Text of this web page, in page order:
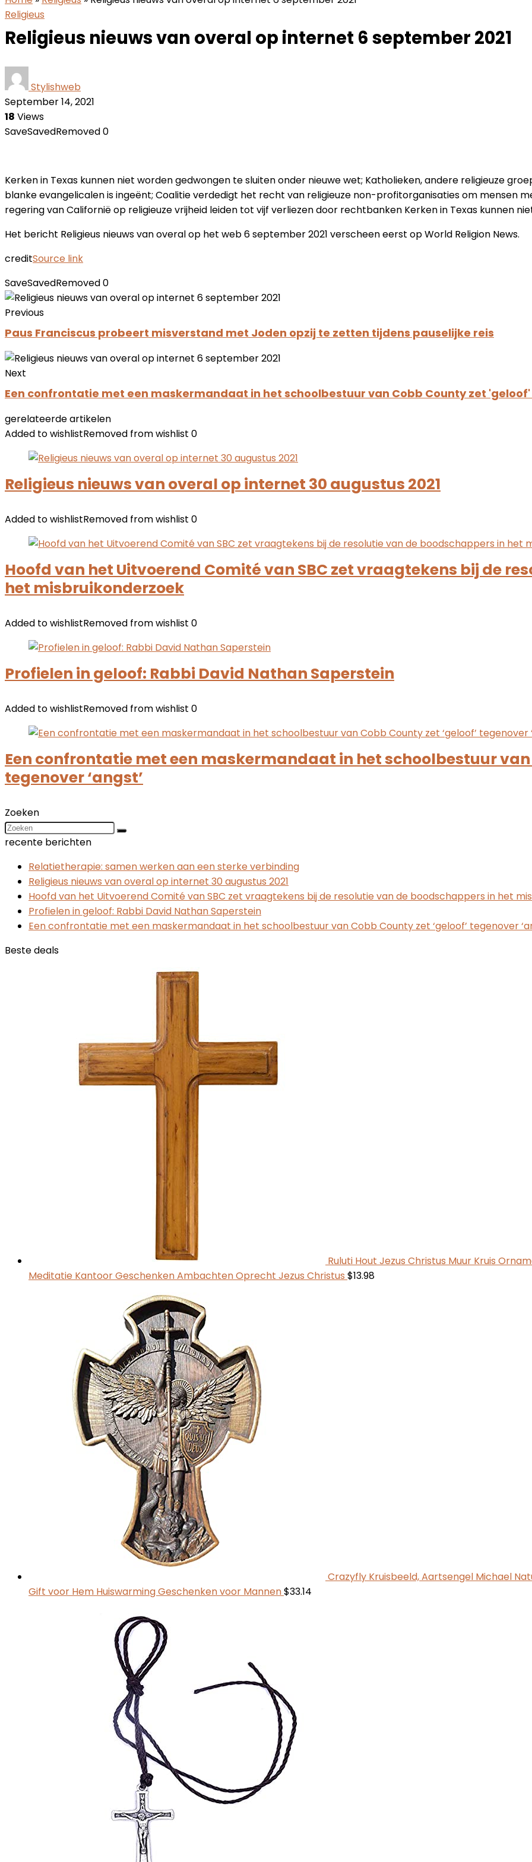
Religieus
Religieus nieuws van overal op internet 6 september 2021
Stylishweb
September 14, 2021
18 Views
SaveSavedRemoved0
Kerken in Texas kunnen niet worden gedwongen te sluiten onder nieuwe wet; Katholieken, andere religieuze
blanke evangelicalen is ingeënt; Coalitie verdedigt het recht van religieuze non-profitorganisaties om mensen
regering van Californië op religieuze vrijheid leiden tot vijf verliezen door rechtbanken Kerken in Texas kunnen
Het bericht Religieus nieuws van overal op het web 6 september 2021 verscheen eerst op World Religion News.
creditSource link
SaveSavedRemoved0
Previous
Paus Franciscus probeert misverstand met Joden opzij te zetten tijdens pauselijke reis
Next
Een confrontatie met een maskermandaat in het schoolbestuur van Cobb County zet
gerelateerde artikelen
Added to wishlistRemoved from wishlist 0
Religieus nieuws van overal op internet 30 augustus 2021
Added to wishlistRemoved from wishlist 0
Hoofd van het Uitvoerend Comité van SBC zet vraagtekens bij de
het misbruikonderzoek
Added to wishlistRemoved from wishlist 0
Profielen in geloof: Rabbi David Nathan Saperstein
Added to wishlistRemoved from wishlist 0
Een confrontatie met een maskermandaat in het schoolbestuur van
tegenover ‘angst’
Zoeken
recente berichten
Relatietherapie: samen werken aan een sterke verbinding
Religieus nieuws van overal op internet 30 augustus 2021
Hoofd van het Uitvoerend Comité van SBC zet vraagtekens bij de resolutie van de boodschappers in het
Profielen in geloof: Rabbi David Nathan Saperstein
Een confrontatie met een maskermandaat in het schoolbestuur van Cobb County zet ‘geloof’ tegenover
Beste deals
Ruluti Hout Jezus Christus Muur Kruis
Meditatie Kantoor Geschenken Ambachten Oprecht Jezus Christus $13.98
Crazyfly Kruisbeeld, Aartsengel Michael
Gift voor Hem Huiswarming Geschenken voor Mannen$33.14